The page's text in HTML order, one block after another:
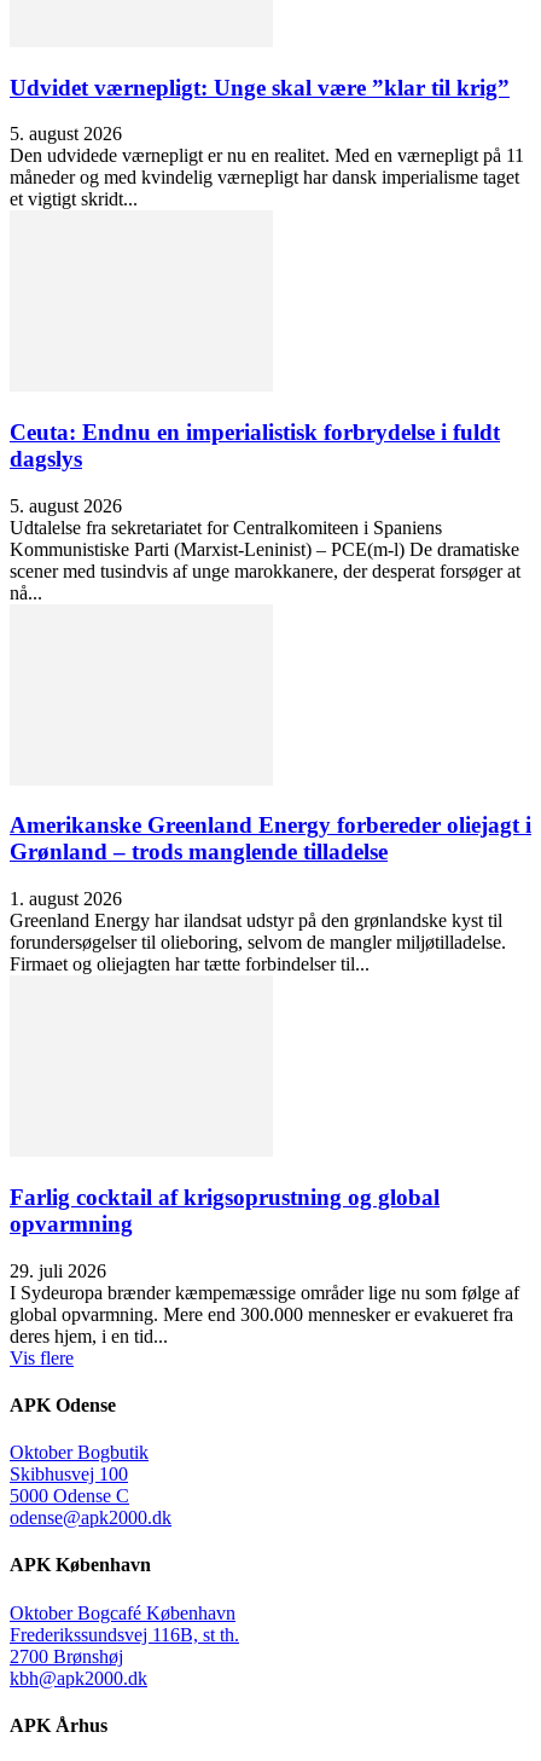
Udvidet værnepligt: Unge skal være ”klar til krig”
5. august 2026
Den udvidede værnepligt er nu en realitet. Med en værnepligt på 11
måneder og med kvindelig værnepligt har dansk imperialisme taget
et vigtigt skridt...
Ceuta: Endnu en imperialistisk forbrydelse i fuldt
dagslys
5. august 2026
Udtalelse fra sekretariatet for Centralkomiteen i Spaniens
Kommunistiske Parti (Marxist-Leninist) – PCE(m-l) De dramatiske
scener med tusindvis af unge marokkanere, der desperat forsøger at
nå...
Amerikanske Greenland Energy forbereder oliejagt i
Grønland – trods manglende tilladelse
1. august 2026
Greenland Energy har ilandsat udstyr på den grønlandske kyst til
forundersøgelser til olieboring, selvom de mangler miljøtilladelse.
Firmaet og oliejagten har tætte forbindelser til...
Farlig cocktail af krigsoprustning og global
opvarmning
29. juli 2026
I Sydeuropa brænder kæmpemæssige områder lige nu som følge af
global opvarmning. Mere end 300.000 mennesker er evakueret fra
deres hjem, i en tid...
Vis flere
APK Odense
Oktober Bogbutik
Skibhusvej 100
5000 Odense C
odense@apk2000.dk
APK København
Oktober Bogcafé København
Frederikssundsvej 116B, st th.
2700 Brønshøj
kbh@apk2000.dk
APK Århus